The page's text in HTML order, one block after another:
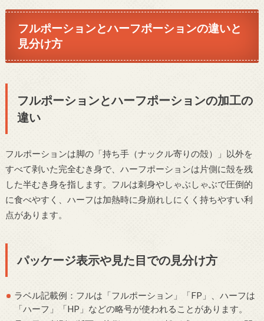
フルポーションとハーフポーションの違いと
見分け方
フルポーションとハーフポーションの加工の
違い
フルポーションは脚の「持ち手（ナックル寄りの殻）」以外を
すべて剥いた完全むき身で、ハーフポーションは片側に殻を残
した半むき身を指します。フルは刺身やしゃぶしゃぶで圧倒的
に食べやすく、ハーフは加熱時に身崩れしにくく持ちやすい利
点があります。
パッケージ表示や見た目での見分け方
ラベル記載例：フルは「フルポーション」「FP」、ハーフは
「ハーフ」「HP」などの略号が使われることがあります。